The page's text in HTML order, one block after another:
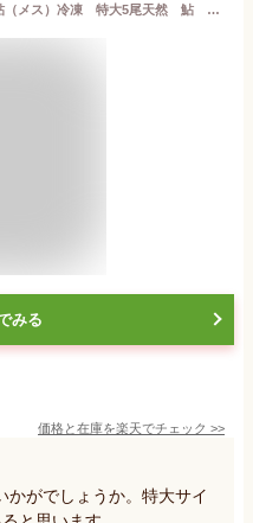
【送料無料】 岐阜県産 天然鮎（メス）冷凍 特大5尾天然 鮎 アユ 岐阜 あゆ 高級 極上 一級品 メス
みる
価格と在庫を楽天でチェック >>
かがでしょうか。特大サイ